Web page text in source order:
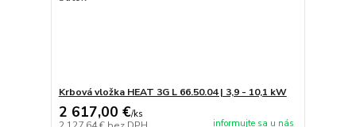
Krbová vložka HEAT 3G L 66.50.04 | 3,9 - 10,1 kW
2 617,00 €/ks
informujte sa u nás